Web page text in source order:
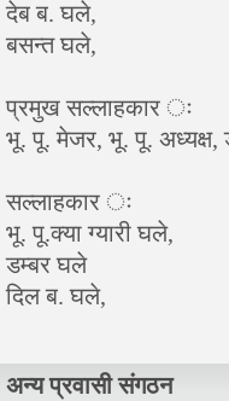
देब ब. घले,
बसन्त घले,
प्रमुख सल्लाहकार ः
भू. पू. मेजर, भू. पू.
सल्लाहकार ः
भू. पू.क्या
डम्बर घले
दिल ब. घले,
अन्य प्रवासी संगठन